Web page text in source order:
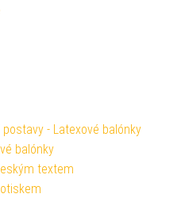
- Latexové balónky
balónky
textem